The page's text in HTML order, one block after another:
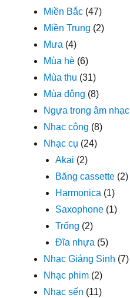
Miền Bắc (47)
Miền Trung (2)
Mưa (4)
Mùa hè (6)
Mùa thu (31)
Mùa đông (8)
Ngựa trong âm nhạc
Nhạc công (8)
Nhạc cụ (24)
Akai (2)
Băng cassette (2)
Harmonica (1)
Saxophone (1)
Trống (2)
Đĩa nhựa (5)
Nhạc Giáng Sinh (7)
Nhạc phim (2)
Nhạc sến (11)